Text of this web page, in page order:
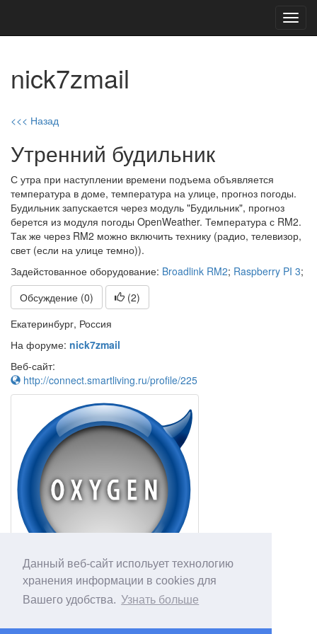
Данный веб-сайт испольует технологию
хранения информации в cookies для
Вашего удобства. Узнать больше
nick7zmail
<<< Назад
Утренний будильник
С утра при наступлении времени подъема объявляется
температура в доме, температура на улице, прогноз погоды.
Будильник запускается через модуль "Будильник", прогноз
берется из модуля погоды OpenWeather. Температура с RM2.
Так же через RM2 можно включить технику (радио, телевизор,
свет (если на улице темно)).
Задейстованное оборудование: Broadlink RM2; Raspberry PI 3;
Обсуждение (0)
(2)
Екатеринбург, Россия
На форуме: nick7zmail
Веб-сайт:
http://connect.smartliving.ru/profile/225